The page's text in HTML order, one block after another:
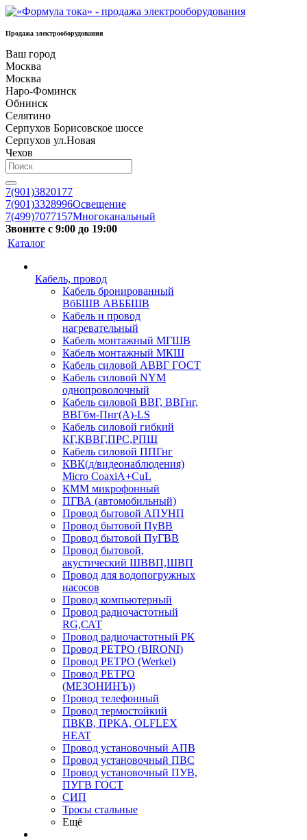
Продажа электрооборудования
Ваш город
Москва
Москва
Наро-Фоминск
Обнинск
Селятино
Серпухов Борисовское шоссе
Серпухов ул.Новая
Чехов
7(901)3820177
7(901)3328996Освещение
7(499)7077157Многоканальный
Звоните с 9:00 до 19:00
Каталог
Кабель, провод
Кабель бронированный
ВбБШВ АВББШВ
Кабель и провод
нагревательный
Кабель монтажный МГШВ
Кабель монтажный МКШ
Кабель силовой АВВГ ГОСТ
Кабель силовой NYM
однопроволочный
Кабель силовой ВВГ, ВВГнг,
ВВГбм-Пнг(А)-LS
Кабель силовой гибкий
КГ,КВВГ,ПРС,РПШ
Кабель силовой ППГнг
КВК(д/видеонаблюдения)
Micro CoaxiA+CuL
КММ микрофонный
ПГВА (автомобильный)
Провод бытовой АПУНП
Провод бытовой ПуВВ
Провод бытовой ПуГВВ
Провод бытовой,
акустический ШВВП,ШВП
Провод для водопогружных
насосов
Провод компьютерный
Провод радиочастотный
RG,САТ
Провод радиочастотный РК
Провод РЕТРО (BIRONI)
Провод РЕТРО (Werkel)
Провод РЕТРО
(МЕЗОНИНЪ))
Провод телефонный
Провод термостойкий
ПВКВ, ПРКА, OLFLEX
HEAT
Провод установочный АПВ
Провод установочный ПВС
Провод установочный ПУВ,
ПУГВ ГОСТ
СИП
Тросы стальные
Ещё